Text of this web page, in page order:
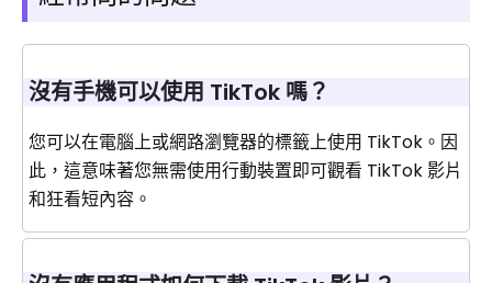
沒有手機可以使用 TikTok 嗎？
您可以在電腦上或網路瀏覽器的標籤上使用 TikTok。因
此，這意味著您無需使用行動裝置即可觀看 TikTok 影片
和狂看短內容。